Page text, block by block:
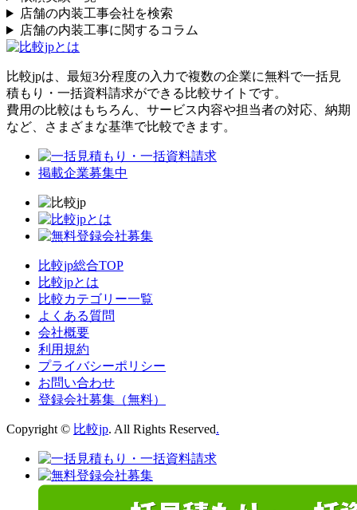
店舗の内装工事会社を検索
店舗の内装工事に関するコラム
比較jpは、 最短3分程度の入力で複数の企業に無料で一括見
積もり・一括資料請求ができる比較サイトです。
費用の比較はもちろん、サービス内容や担当者の対応、納期
など、さまざまな基準で比較できます。
掲載企業募集中
比較jp総合TOP
比較jpとは
比較カテゴリー一覧
よくある質問
会社概要
利用規約
プライバシーポリシー
お問い合わせ
登録会社募集（無料）
Copyright © 比較jp. All Rights Reserved.